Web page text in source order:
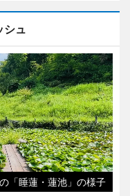
シュ
「睡蓮・蓮池」の様子